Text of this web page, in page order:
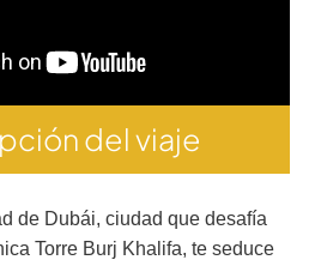
del viaje
de Dubái, ciudad que desafía
Torre Burj Khalifa, te seduce